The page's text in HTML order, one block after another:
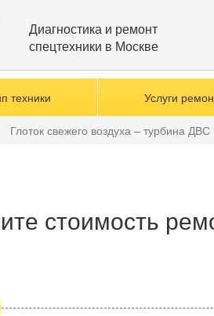
Диагностика и ремонт
спецтехники в Москве
техники Услуги
Глоток свежего воздуха – турбина ДВС
стоимость